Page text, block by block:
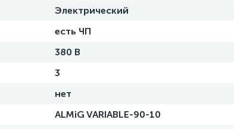
Электрический
есть ЧП
380 В
3
нет
ALMiG VARIABLE-90-10